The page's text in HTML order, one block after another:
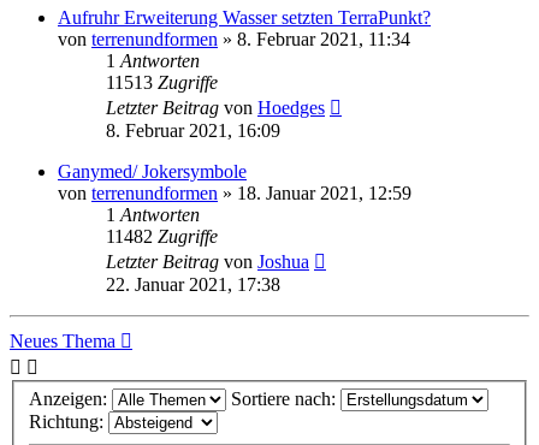
Aufruhr Erweiterung Wasser setzten TerraPunkt?
von terrenundformen » 8. Februar 2021, 11:34
1 Antworten
11513 Zugriffe
Letzter Beitrag von Hoedges
8. Februar 2021, 16:09
Ganymed/ Jokersymbole
von terrenundformen » 18. Januar 2021, 12:59
1 Antworten
11482 Zugriffe
Letzter Beitrag von Joshua
22. Januar 2021, 17:38
Neues Thema
Anzeigen:
Sortiere nach:
Richtung: